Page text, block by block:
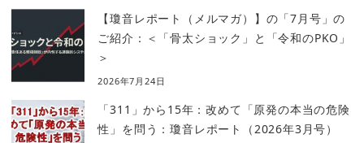
【瓊音レポート（メルマガ）】の「7月号」の
ご紹介：＜「骨太ショック」と「令和のPKO」
＞
2026年7月24日
「311」から15年：改めて「原発の本当の危険
性」を問う：瓊音レポート（2026年3月号）